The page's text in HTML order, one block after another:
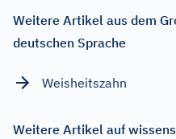
Weitere Artikel aus dem
deutschen Sprache
Weisheitszahn
Weitere Artikel auf